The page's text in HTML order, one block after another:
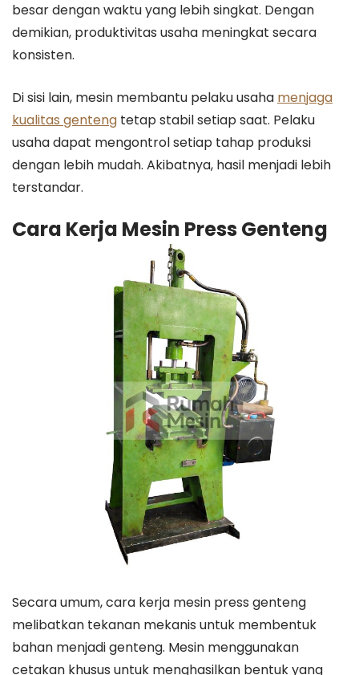
besar dengan waktu yang lebih singkat. Dengan
demikian, produktivitas usaha meningkat secara
konsisten.
Di sisi lain, mesin membantu pelaku usaha menjaga
kualitas genteng tetap stabil setiap saat. Pelaku
usaha dapat mengontrol setiap tahap produksi
dengan lebih mudah. Akibatnya, hasil menjadi lebih
terstandar.
Cara Kerja Mesin Press Genteng
Secara umum, cara kerja mesin press genteng
melibatkan tekanan mekanis untuk membentuk
bahan menjadi genteng. Mesin menggunakan
cetakan khusus untuk menghasilkan bentuk yang